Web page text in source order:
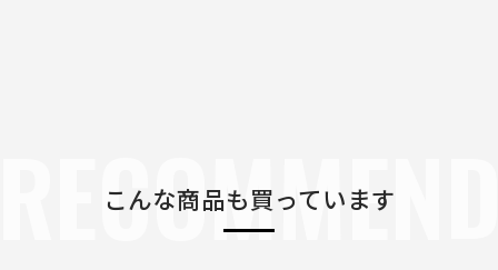
こんな商品も買っています